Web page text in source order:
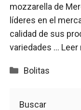
mozzarella de
líderes en el
calidad de sus
variedades … Leer
Categorías
Bolitas
Buscar